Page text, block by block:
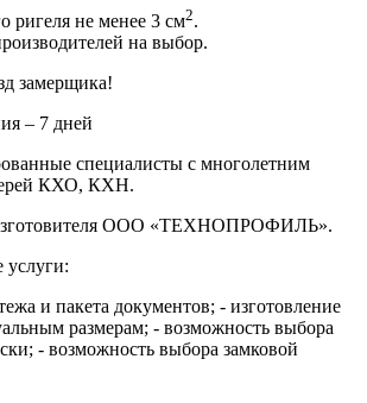
ригеля не менее 3 см2.
на выбор.
замерщика!
– 7 дней
специалисты с многолетним
КХО, КХН.
ООО «ТЕХНОПРОФИЛЬ».
услуги:
и пакета документов; - изготовление
размерам; - возможность выбора
- возможность выбора замковой